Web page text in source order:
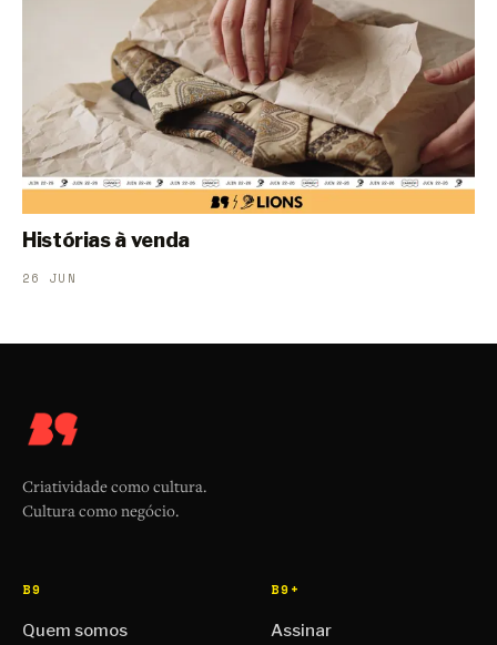
Histórias à venda
26 JUN
Criatividade como cultura.
Cultura como negócio.
B9
Quem somos
B9+
Assinar